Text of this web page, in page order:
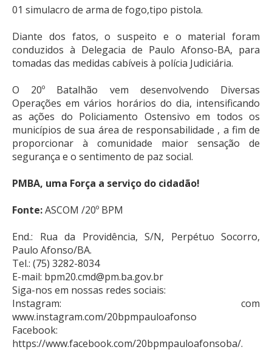
01 simulacro de arma de fogo,tipo pistola.
Diante dos fatos, o suspeito e o material foram
conduzidos à Delegacia de Paulo Afonso-BA, para
tomadas das medidas cabíveis à polícia Judiciária.
O 20º Batalhão vem desenvolvendo Diversas
Operações em vários horários do dia, intensificando
as ações do Policiamento Ostensivo em todos os
municípios de sua área de responsabilidade , a fim de
proporcionar à comunidade maior sensação de
segurança e o sentimento de paz social.
PMBA, uma Força a serviço do cidadão!
Fonte:ASCOM /20º BPM
End.: Rua da Providência, S/N, Perpétuo Socorro,
Paulo Afonso/BA.
Tel.: (75) 3282-8034
E-mail: bpm20.cmd@pm.ba.gov.br
Siga-nos em nossas redes sociais:
Instagram: com
www.instagram.com/20bpmpauloafonso
Facebook:
https://www.facebook.com/20bpmpauloafonsoba/.